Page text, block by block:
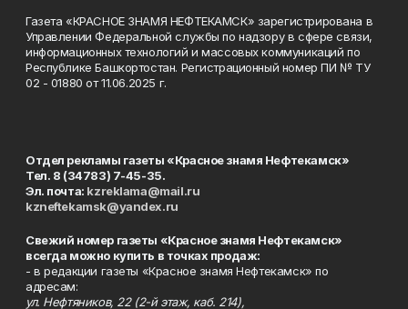
Газета «КРАСНОЕ ЗНАМЯ НЕФТЕКАМСК» зарегистрирована в
Управлении Федеральной службы по надзору в сфере связи,
информационных технологий и массовых коммуникаций по
Республике Башкортостан. Регистрационный номер ПИ № ТУ
02 - 01880 от 11.06.2025 г.
Отдел рекламы газеты «Красное знамя Нефтекамск»
Тел. 8 (34783) 7-45-35.
Эл. почта: kzreklama@mail.ru
kzneftekamsk@yandex.ru
Свежий номер газеты «Красное знамя Нефтекамск»
всегда можно купить в точках продаж:
- в редакции газеты «Красное знамя Нефтекамск» по
адресам:
ул. Нефтяников, 22 (2-й этаж, каб. 214),